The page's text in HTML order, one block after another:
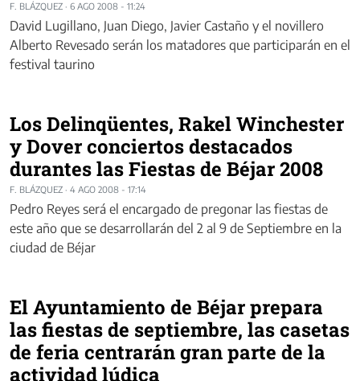
F. BLÁZQUEZ · 6 AGO 2008 - 11:24
David Lugillano, Juan Diego, Javier Castaño y el novillero
Alberto Revesado serán los matadores que participarán en el
festival taurino
Los Delinqüentes, Rakel Winchester
y Dover conciertos destacados
durantes las Fiestas de Béjar 2008
F. BLÁZQUEZ · 4 AGO 2008 - 17:14
Pedro Reyes será el encargado de pregonar las fiestas de
este año que se desarrollarán del 2 al 9 de Septiembre en la
ciudad de Béjar
El Ayuntamiento de Béjar prepara
las fiestas de septiembre, las casetas
de feria centrarán gran parte de la
actividad lúdica